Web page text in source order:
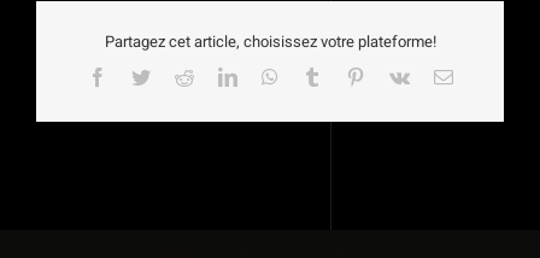
Partagez cet article, choisissez votre plateforme!
Facebook
TwitterRedditLinkedInWhatsApp
Tumblr Pinterest
Vk Email